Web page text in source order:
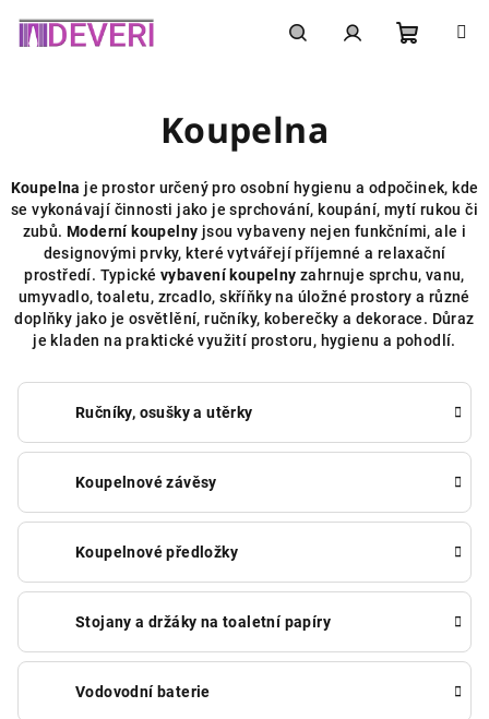
Koupelna
Koupelna je prostor určený pro osobní hygienu a odpočinek, kde
se vykonávají činnosti jako je sprchování, koupání, mytí rukou či
zubů.Moderní koupelny jsou vybaveny nejen funkčními, ale i
designovými prvky, které vytvářejí příjemné a relaxační
prostředí. Typické vybavení koupelny zahrnuje sprchu, vanu,
umyvadlo, toaletu, zrcadlo, skříňky na úložné prostory a různé
doplňky jako je osvětlění, ručníky, koberečky a dekorace. Důraz
je kladen na praktické využití prostoru, hygienu a pohodlí.
Ručníky, osušky a utěrky
Koupelnové závěsy
Koupelnové předložky
Stojany a držáky na toaletní papíry
Vodovodní baterie